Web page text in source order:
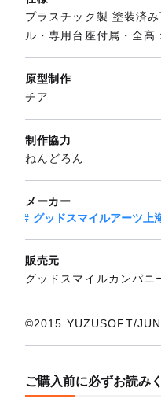
プラスチック製 塗装済
ル・専用台座付属・全高
原型制作
チア
制作協力
ねんどろん
メーカー
グッドスマイルアーツ上
販売元
グッドスマイルカンパニ
©2015 YUZUSOFT/
ご購入前に必ずお読み